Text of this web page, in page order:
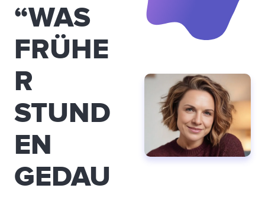
“WAS
FRÜHE
R
STUND
EN
GEDAU